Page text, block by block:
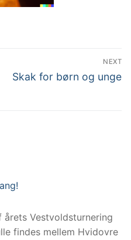
NEXT
Skak for børn og unge
Vestvoldsturnering
findes mellem Hvidovre